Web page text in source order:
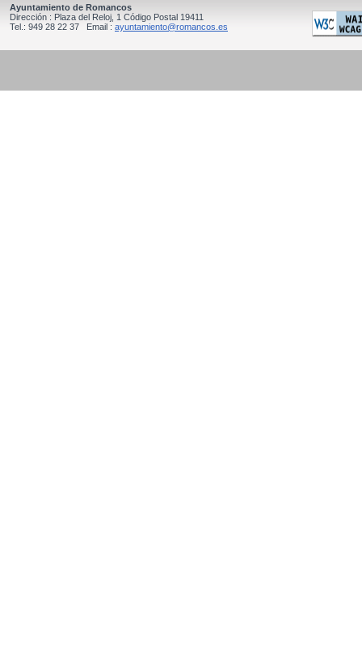
Ayuntamiento de Romancos
Dirección : Plaza del Reloj, 1 Código Postal 19411
Tel.: 949 28 22 37 Email : ayuntamiento@romancos.es